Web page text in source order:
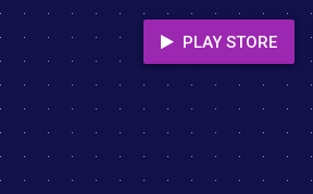
PLAY STORE